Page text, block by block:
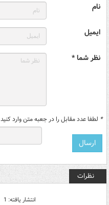
نام
ایمیل
نظر شما *
* لطفا عدد مقابل را در جعبه متن وارد کنید
نظرات
انتشار یافته: 1